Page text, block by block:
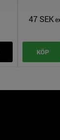
47 SEK
KÖP